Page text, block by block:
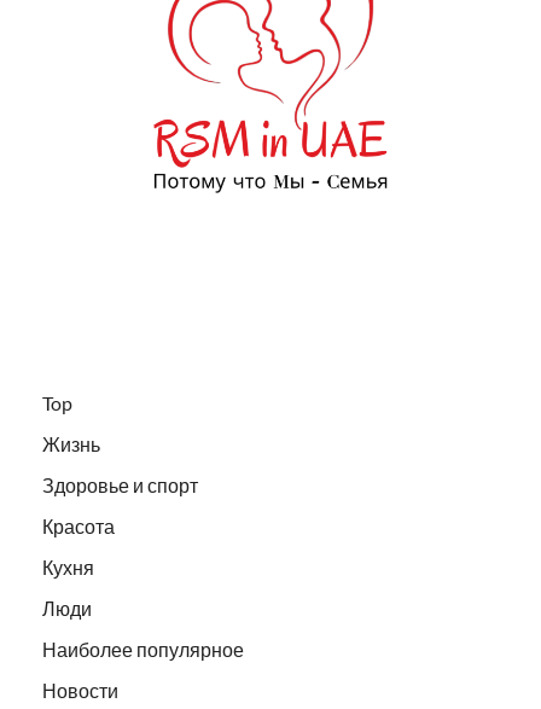
Top
Жизнь
Здоровье и спорт
Красота
Кухня
Люди
Наиболее популярное
Новости